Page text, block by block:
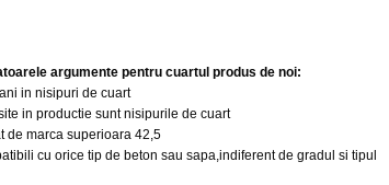
argumente pentru cuartul produs de noi:
in nisipuri de cuart
in productie sunt nisipurile de cuart
de marca superioara 42,5
cu orice tip de beton sau sapa,indiferent de gradul si tipul